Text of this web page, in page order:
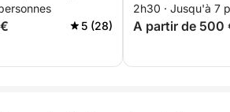
5 (28)
2h30 · Jusqu'à 7
A partir de 500